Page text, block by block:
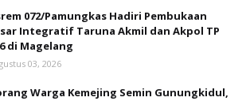
072/Pamungkas Hadiri Pembukaan
Integratif Taruna Akmil dan Akpol TP
di Magelang
03, 2026
Warga Kemejing Semin Gunungkidul,